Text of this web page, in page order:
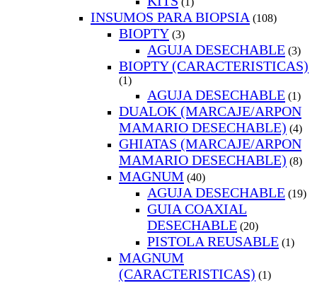
INSUMOS PARA BIOPSIA (108)
BIOPTY (3)
AGUJA DESECHABLE (3)
BIOPTY (CARACTERISTICAS)
(1)
AGUJA DESECHABLE (1)
DUALOK (MARCAJE/ARPON
MAMARIO DESECHABLE) (4)
GHIATAS (MARCAJE/ARPON
MAMARIO DESECHABLE) (8)
MAGNUM (40)
AGUJA DESECHABLE (19)
GUIA COAXIAL
DESECHABLE (20)
PISTOLA REUSABLE (1)
MAGNUM
(CARACTERISTICAS) (1)